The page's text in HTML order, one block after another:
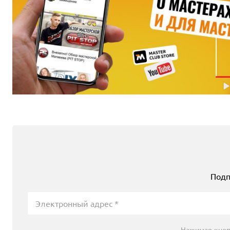
угловая шлифмашина (УШМ)
Источник питания
аккумулятор
Диаметр подошвы, мм
125
Max число оборотов, об/мин
11000
Сравнить